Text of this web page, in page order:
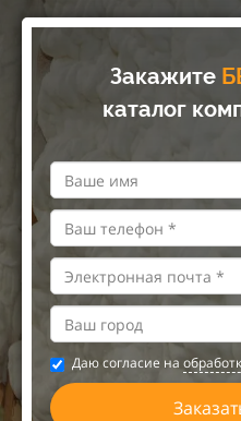
Закажите
каталог
Даю согласие на